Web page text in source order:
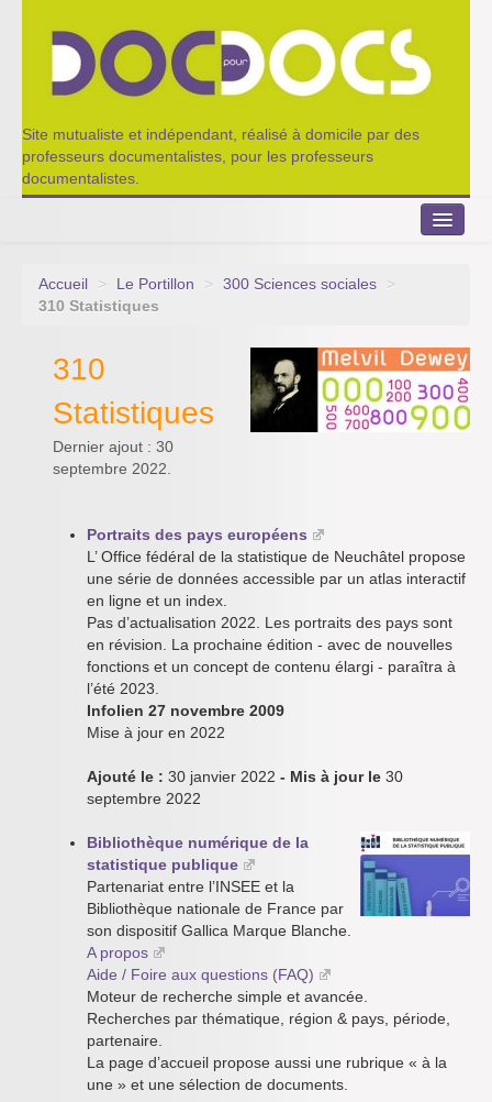
Site mutualiste et indépendant, réalisé à domicile par des
professeurs documentalistes, pour les professeurs
documentalistes.
Le Portillon
Nos outils de partage
Qui sommes-nous ?
Accueil > Le Portillon > 300 Sciences sociales
>
310 Statistiques
310
Statistiques
Dernier ajout : 30
septembre 2022.
Portraits des pays européens
L’ Office fédéral de la statistique de Neuchâtel propose
une série de données accessible par un atlas interactif
en ligne et un index.
Pas d’actualisation 2022. Les portraits des pays sont
en révision. La prochaine édition - avec de nouvelles
fonctions et un concept de contenu élargi - paraîtra à
l’été 2023.
Infolien 27 novembre 2009
Mise à jour en 2022
Ajouté le : 30 janvier 2022 - Mis à jour le 30
septembre 2022
Bibliothèque numérique de la
statistique publique
Partenariat entre l’INSEE et la
Bibliothèque nationale de France par
son dispositif Gallica Marque Blanche.
A propos
Aide / Foire aux questions (FAQ)
Moteur de recherche simple et avancée.
Recherches par thématique, région & pays, période,
partenaire.
La page d’accueil propose aussi une rubrique « à la
une » et une sélection de documents.